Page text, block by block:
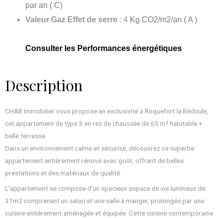
par an ( C)
Valeur Gaz Effet de serre : 4 Kg CO2/m2/an ( A )
Consulter les Performances énergétiques
Description
CHAB Immobilier vous propose en exclusivité à Roquefort la Bédoule,
cet appartement de type 3 en rez de chaussée de 65 m² habitable +
belle terrasse.
Dans un environnement calme et sécurisé, découvrez ce superbe
appartement entièrement rénové avec goût, offrant de belles
prestations et des matériaux de qualité.
L’appartement se compose d’un spacieux espace de vie lumineux de
31m2 comprenant un salon et une salle à manger, prolongés par une
cuisine entièrement aménagée et équipée. Cette cuisine contemporaine